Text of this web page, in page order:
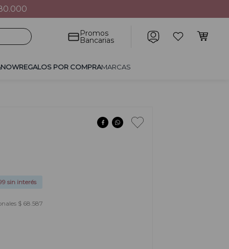
A $100.000
Promos
Bancarias
REGALOS POR COMPRAMARCAS
sin interés
$ 68.587